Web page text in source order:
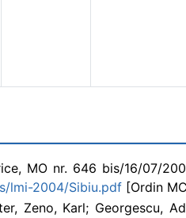
MO nr. 646 bis/16/07/
lmi-2004/Sibiu.pdf [Ordin
Zeno, Karl; Georgescu,